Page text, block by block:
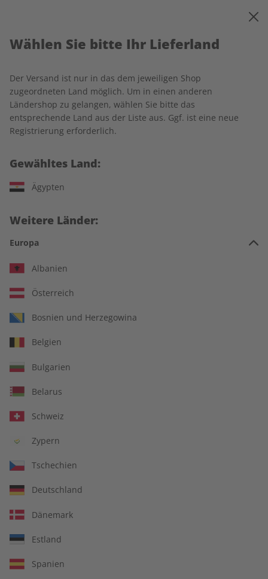
Startseite Spotlight Produkte
Produkte
20 Artikel
Filter
Jahrgang 2025
€ 69,90
Jahrgang 2025
Wählen Sie bitte Ihr Lieferland
Der Versand ist nur in das dem jeweiligen Shop
zugeordneten Land möglich. Um in einen anderen
Ländershop zu gelangen, wählen Sie bitte das
entsprechende Land aus der Liste aus. Ggf. ist eine neue
Registrierung erforderlich.
Gewähltes Land:
Ägypten
Weitere Länder:
Europa
Albanien
Österreich
Bosnien und Herzegowina
Belgien
Bulgarien
Belarus
Schweiz
Zypern
Tschechien
Deutschland
Dänemark
Estland
Spanien